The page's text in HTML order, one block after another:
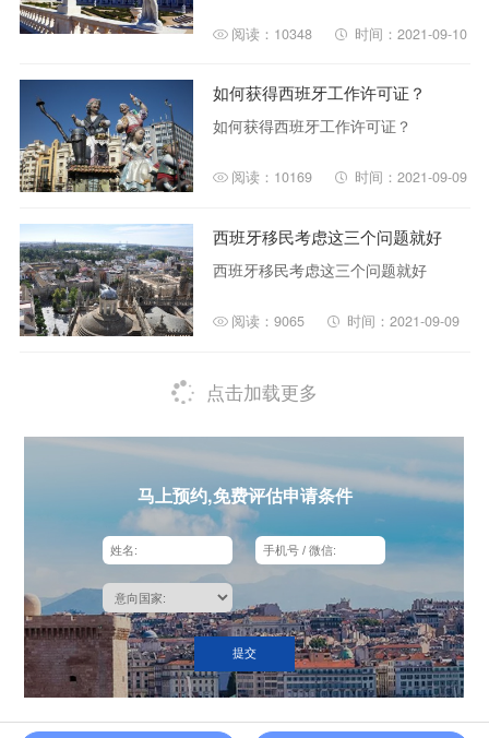
阅读：10348 时间：2021-09-10
如何获得西班牙工作许可证？
如何获得西班牙工作许可证？
阅读：10169 时间：2021-09-09
西班牙移民考虑这三个问题就好
西班牙移民考虑这三个问题就好
阅读：9065 时间：2021-09-09
点击加载更多
马上预约,免费评估申请条件
提交